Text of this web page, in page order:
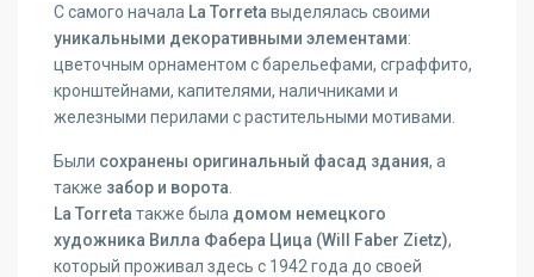
С самого начала La Torreta выделялась своими
уникальными декоративными элементами:
цветочным орнаментом с барельефами, сграффито,
кронштейнами, капителями, наличниками и
железными перилами с растительными мотивами.
Были сохранены оригинальный фасад здания, а
также забор и ворота
La Torreta также была домом немецкого
художника Вилла Фабера Цицa (Will Faber Zietz),
который проживал здесь с 1942 года до своей